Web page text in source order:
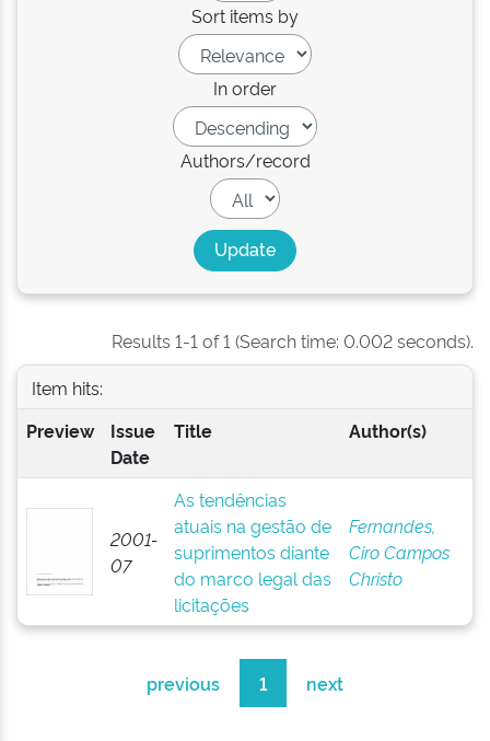
Sort items by
In order
Authors/record
Results 1-1 of 1 (Search time: 0.002 seconds).
Item hits:
Preview
Issue
Date
Title Author(s)
2001-
07
As tendências
atuais na gestão de
suprimentos diante
do marco legal das
licitações
Fernandes,
Ciro Campos
Christo
previous 1 next